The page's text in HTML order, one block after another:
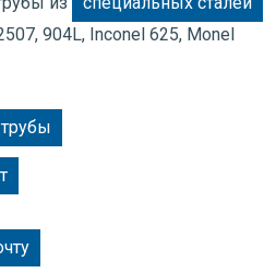
904L, Inconel 625, Monel